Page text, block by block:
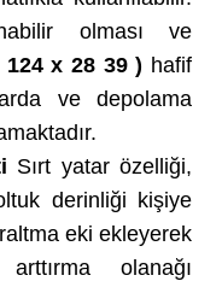
olması ve
124 x 28 39 ) hafif
ve depolama
Sırt yatar özelliği,
derinliği kişiye
eki ekleyerek
olanağı